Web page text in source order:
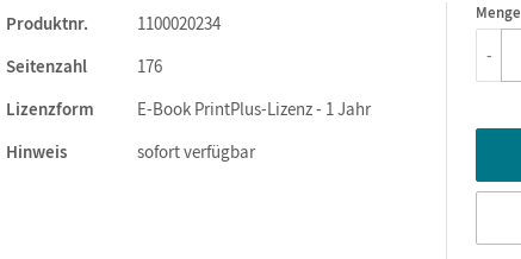
Produktnr.
1100020234
Seitenzahl
176
Lizenzform
E-Book PrintPlus-Lizenz - 1 Jahr
Hinweis
sofort verfügbar
Menge
1
-